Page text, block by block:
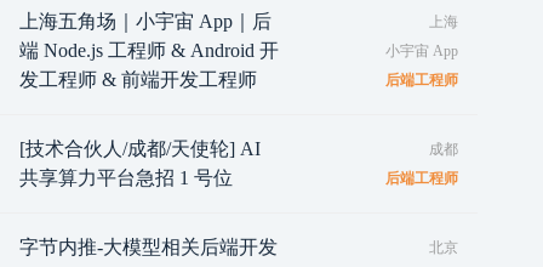
上海五角场｜小宇宙 App｜后
端 Node.js 工程师 & Android 开
发工程师 & 前端开发工程师
上海
小宇宙 App
后端工程师
[技术合伙人/成都/天使轮] AI
共享算力平台急招 1 号位
成都
后端工程师
字节内推-大模型相关后端开发
北京